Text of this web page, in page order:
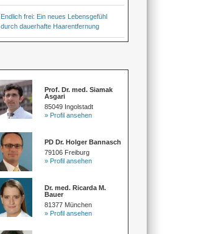
Endlich frei: Ein neues Lebensgefühl
durch dauerhafte Haarentfernung
Prof. Dr. med. Siamak
Asgari
85049 Ingolstadt
» Profil ansehen
PD Dr. Holger Bannasch
79106 Freiburg
» Profil ansehen
Dr. med. Ricarda M.
Bauer
81377 München
» Profil ansehen